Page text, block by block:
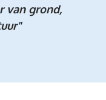
van grond,